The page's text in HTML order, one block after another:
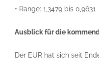
• Range: 1,3479 bis 0,9631
Ausblick für die
Der EUR hat sich seit